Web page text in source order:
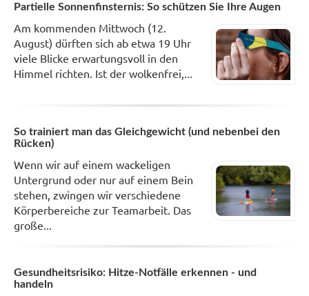
Partielle Sonnenfinsternis: So schützen Sie Ihre Augen
Am kommenden Mittwoch (12.
August) dürften sich ab etwa 19 Uhr
viele Blicke erwartungsvoll in den
Himmel richten. Ist der wolkenfrei,...
So trainiert man das Gleichgewicht (und nebenbei den
Rücken)
Wenn wir auf einem wackeligen
Untergrund oder nur auf einem Bein
stehen, zwingen wir verschiedene
Körperbereiche zur Teamarbeit. Das
große...
Gesundheitsrisiko: Hitze-Notfälle erkennen - und
handeln